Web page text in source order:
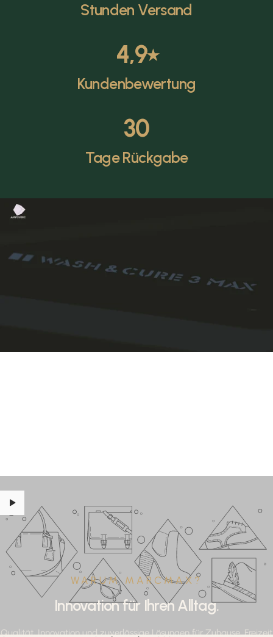
Stunden Versand
4,9⭑
Kundenbewertung
30
Tage Rückgabe
WARUM MARCMAX?
Innovation für Ihren Alltag.
Qualität, Innovation und zuverlässige Lösungen für Zuhause, Freizeit